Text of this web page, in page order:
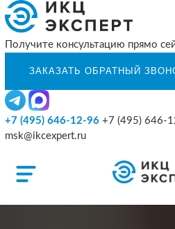
Получите консультацию прямо
+7 (495) 646-12-96 +7 (495) 646-
msk@ikcexpert.ru